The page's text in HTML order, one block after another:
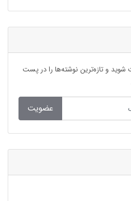
و تازه‌ترین نوشته‌ها را در پست
عضویت